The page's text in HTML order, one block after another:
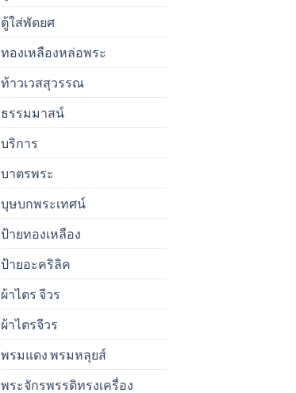
ตู้ใส่พัดยศ
ทองเหลืองหล่อพระ
ท้าวเวสสุวรรณ
ธรรมมาสน์
บริการ
บาตรพระ
บุษบกพระเทศน์
ป้ายทองเหลือง
ป้ายอะคริลิค
ผ้าไตร จีวร
ผ้าไตรจีวร
พรมแดง พรมหลุยส์
พระจักรพรรดิทรงเครื่อง